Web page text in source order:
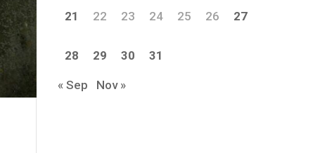
21 22 23 24 25 26 27
28 29 30 31
« Sep Nov »